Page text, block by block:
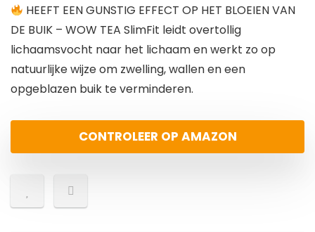
HEEFT EEN GUNSTIG EFFECT OP HET BLOEIEN VAN
DE BUIK – WOW TEA SlimFit leidt overtollig
lichaamsvocht naar het lichaam en werkt zo op
natuurlijke wijze om zwelling, wallen en een
opgeblazen buik te verminderen.
CONTROLEER OP AMAZON